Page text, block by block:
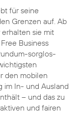
für seine
Grenzen auf. Ab
erhalten sie mit
Business
sorglos-
den mobilen
im In- und Ausland
– und das zu
und fairen